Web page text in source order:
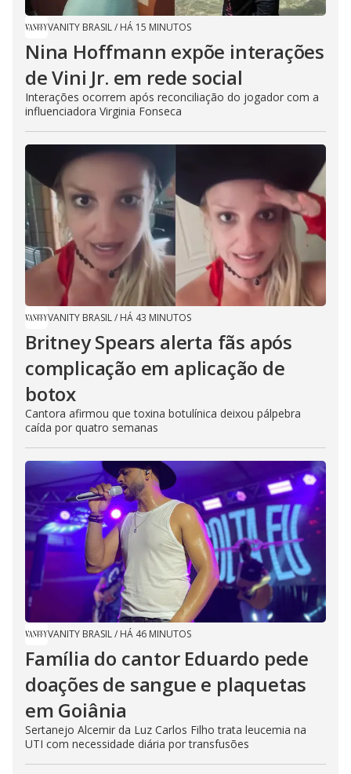
VANITY BRASIL/ HÁ 15 MINUTOS
Nina Hoffmann expõe interações
de Vini Jr. em rede social
Interações ocorrem após reconciliação do jogador com a
influenciadora Virginia Fonseca
VANITY BRASIL/ HÁ 43 MINUTOS
Britney Spears alerta fãs após
complicação em aplicação de
botox
Cantora afirmou que toxina botulínica deixou pálpebra
caída por quatro semanas
VANITY BRASIL/ HÁ 46 MINUTOS
Família do cantor Eduardo pede
doações de sangue e plaquetas
em Goiânia
Sertanejo Alcemir da Luz Carlos Filho trata leucemia na
UTI com necessidade diária por transfusões